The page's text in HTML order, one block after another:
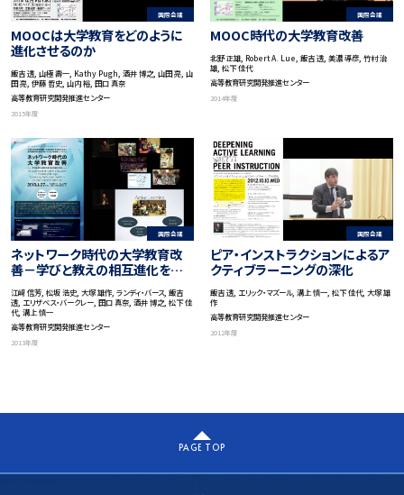
国際会議
MOOCは大学教育をどのように
進化させるのか
飯吉 透, 山極 壽一, Kathy Pugh, 酒井 博之, 山田 亮, 山
田 亮, 伊藤 哲史, 山内 裕, 田口 真奈
高等教育研究開発推進センター
2015年度
国際会議
MOOC時代の大学教育改善
北野 正雄, Robert A. Lue, 飯吉 透, 美濃 導彦, 竹村 治
雄, 松下 佳代
高等教育研究開発推進センター
2014年度
国際会議
ネットワーク時代の大学教育改
善－学びと教えの相互進化を持
続させる－
江﨑 信芳, 松坂 浩史, 大塚 雄作, ランディ・バース, 飯吉
透, エリザベス・バークレー, 田口 真奈, 酒井 博之, 松下 佳
代, 溝上 慎一
高等教育研究開発推進センター
2013年度
国際会議
ピア・インストラクションによるア
クティブラーニングの深化
飯吉 透, エリック・マズール, 溝上 慎一, 松下 佳代, 大塚 雄
作
高等教育研究開発推進センター
2012年度
PAGE TOP